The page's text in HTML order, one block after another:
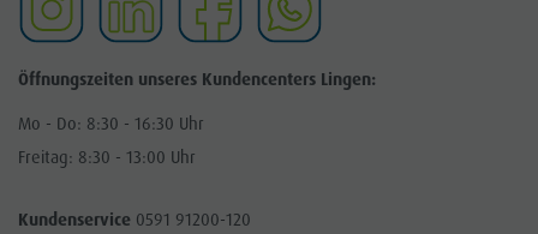
Öffnungszeiten unseres Kundencenters Lingen:
Mo - Do: 8:30 - 16:30 Uhr
Freitag: 8:30 - 13:00 Uhr
Kundenservice 0591 91200-120